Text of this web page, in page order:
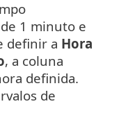
1 minuto e
definir a Hora
, a coluna
definida.
de